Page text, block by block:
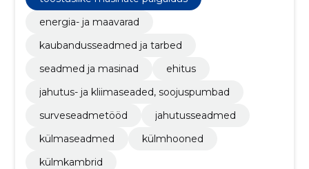
energia- ja maavarad
kaubandusseadmed ja tarbed
seadmed ja masinad
ehitus
jahutus- ja kliimaseaded, soojuspumbad
surveseadmetööd
jahutusseadmed
külmaseadmed
külmhooned
külmkambrid